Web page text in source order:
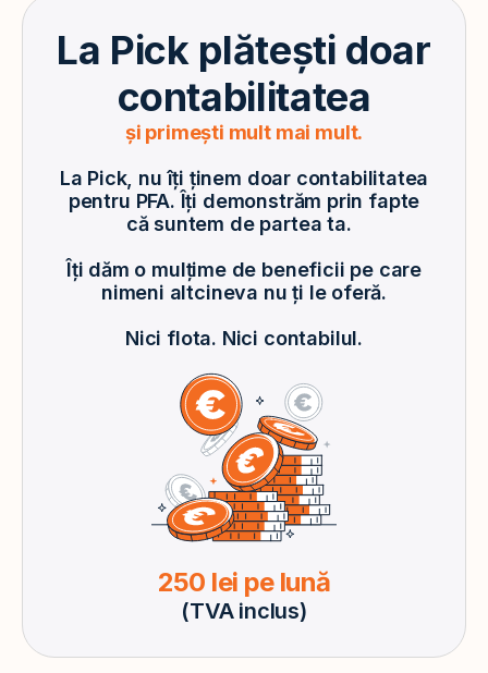
La Pick plătești doar
contabilitatea
și primești mult mai mult.
La Pick, nu îți ținem doar contabilitatea
pentru PFA. Îți demonstrăm prin fapte
că suntem de partea ta.
Îți dăm o mulțime de beneficii pe care
nimeni altcineva nu ți le oferă.
Nici flota. Nici contabilul.
250 lei pe lună
(TVA inclus)